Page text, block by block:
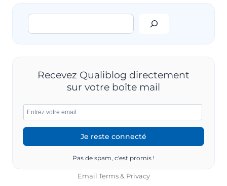
Rechercher
Recevez Qualiblog directement
sur votre boîte mail
Pas de spam, c'est promis !
Email Terms& Privacy